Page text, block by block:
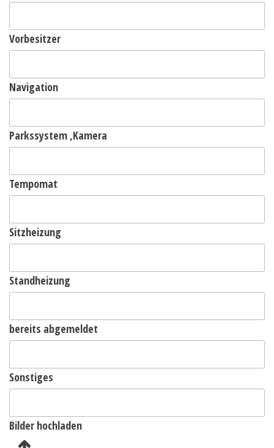
Vorbesitzer
Navigation
Parkssystem ,Kamera
Tempomat
Sitzheizung
Standheizung
bereits abgemeldet
Sonstiges
Bilder hochladen